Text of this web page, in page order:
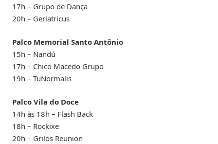
17h – Grupo de Dança
20h – Geriatricus
Palco Memorial Santo Antônio
15h – Nandú
17h – Chico Macedo Grupo
19h – TuNormalis
Palco Vila do Doce
14h às 18h – Flash Back
18h – Rockixe
20h – Grilos Reunion